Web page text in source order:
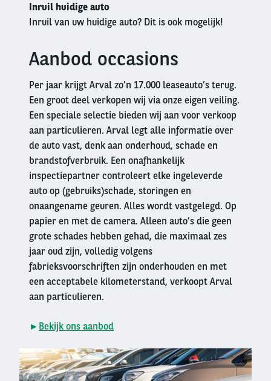
Inruil huidige auto
Inruil van uw huidige auto? Dit is ook mogelijk!
columnAanbod occasions
Per jaar krijgt Arval zo’n 17.000 leaseauto’s terug.
Een groot deel verkopen wij via onze eigen veiling.
Een speciale selectie bieden wij aan voor verkoop
aan particulieren. Arval legt alle informatie over
de auto vast, denk aan onderhoud, schade en
brandstofverbruik. Een onafhankelijk
inspectiepartner controleert elke ingeleverde
auto op (gebruiks)schade, storingen en
onaangename geuren. Alles wordt vastgelegd. Op
papier en met de camera. Alleen auto’s die geen
grote schades hebben gehad, die maximaal zes
jaar oud zijn, volledig volgens
fabrieksvoorschriften zijn onderhouden en met
een acceptabele kilometerstand, verkoopt Arval
aan particulieren.
► Bekijk ons aanbod
Right
column